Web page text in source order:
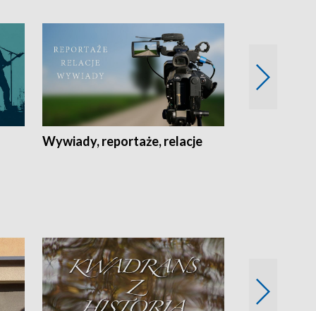
Wywiady, reportaże, relacje